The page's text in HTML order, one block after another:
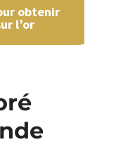
obtenir
l’or